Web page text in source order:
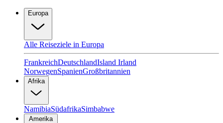
Europa
Alle Reiseziele in Europa
FrankreichDeutschlandIsland Irland
NorwegenSpanienGroßbritannien
Afrika
NamibiaSüdafrikaSimbabwe
Amerika